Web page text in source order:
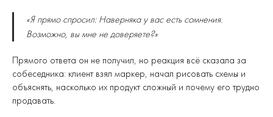
«Я прямо спросил: Наверняка у вас есть сомнения.
Возможно, вы мне не доверяете?»
Прямого ответа он не получил, но реакция всё сказала за
собеседника: клиент взял маркер, начал рисовать схемы и
объяснять, насколько их продукт сложный и почему его трудно
продавать.